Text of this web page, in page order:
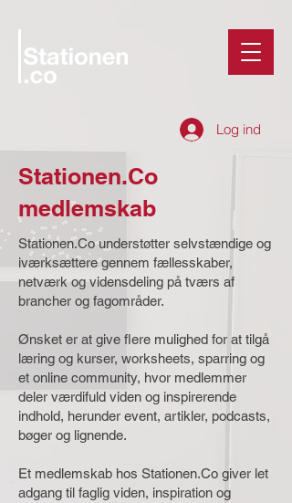
Log ind
Stationen.Co
medlemskab
Stationen.Co understøtter selvstændige og
iværksættere gennem fællesskaber,
netværk og vidensdeling på tværs af
brancher og fagområder.
Ønsket er at give flere mulighed for at tilgå
læring og kurser, worksheets, sparring og
et online community, hvor medlemmer
deler værdifuld viden og inspirerende
indhold, herunder event, artikler, podcasts,
bøger og lignende.
Et medlemskab hos Stationen.Co giver let
adgang til faglig viden, inspiration og